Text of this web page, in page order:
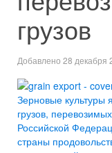
грузов
Добавлено 28 декабря
Зерновые культуры
грузов,
Российской
страны